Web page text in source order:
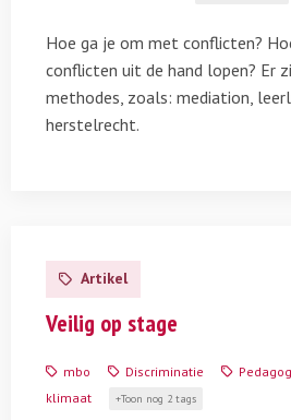
onderwijsHoe ga je om met conflicten?
conflicten uit de hand lopen? Er
methodes, zoals: mediation,
herstelrecht.
meer
Veilig
stage
Artikel
Veilig op stage
mbo Discriminatie
klimaat
Toon nog 2 tags